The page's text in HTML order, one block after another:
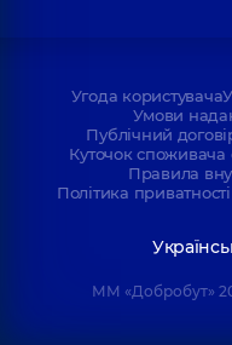
Угода користувача
Умови
Публічний
Куточок споживача
Правила
Політика
ММ «Добробут»